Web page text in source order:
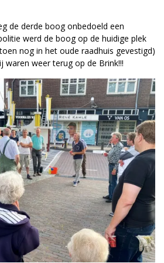
de derde boog onbedoeld een
werd de boog op de huidige plek
nog in het oude raadhuis gevestigd)
waren weer terug op de Brink!!!